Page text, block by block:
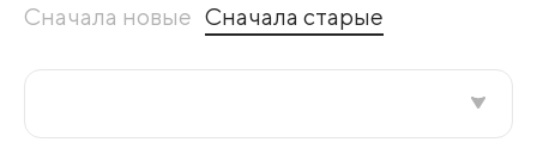
Сначала новые Сначала старые